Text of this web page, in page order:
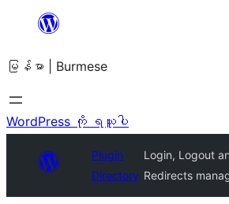
အကြောင်းအရာ
ကျော်သွား
ရန်
မြန်မာ | Burmese
WordPress ကို ရယူပါ
Plugin
Directory
Login, Logout
Redirects